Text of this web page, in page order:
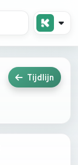
Tijdlijn